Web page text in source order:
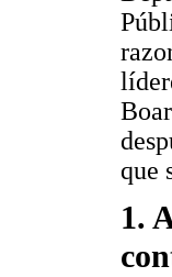
que
1.